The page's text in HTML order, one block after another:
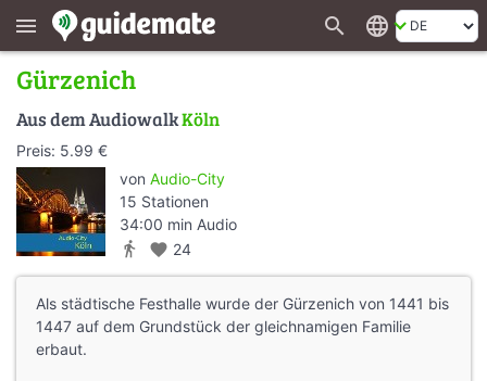
menu search language
Gürzenich
Aus dem AudiowalkKöln
Preis: 5.99 €
von Audio-City
15 Stationen
34:00 min Audio
directions_walk favorite 24
Als städtische Festhalle wurde der Gürzenich von 1441 bis
1447 auf dem Grundstück der gleichnamigen Familie
erbaut.